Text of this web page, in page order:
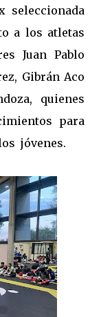
seleccionada
a los atletas
Juan Pablo
Gibrán Aco
quienes
para
jóvenes.